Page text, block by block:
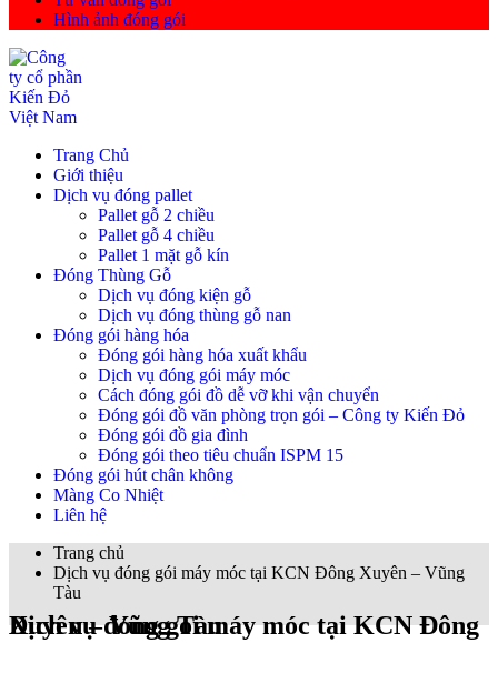
Hình ảnh đóng gói
Trang Chủ
Giới thiệu
Dịch vụ đóng pallet
Pallet gỗ 2 chiều
Pallet gỗ 4 chiều
Pallet 1 mặt gỗ kín
Đóng Thùng Gỗ
Dịch vụ đóng kiện gỗ
Dịch vụ đóng thùng gỗ nan
Đóng gói hàng hóa
Đóng gói hàng hóa xuất khẩu
Dịch vụ đóng gói máy móc
Cách đóng gói đồ dễ vỡ khi vận chuyển
Đóng gói đồ văn phòng trọn gói – Công ty Kiến Đỏ
Đóng gói đồ gia đình
Đóng gói theo tiêu chuẩn ISPM 15
Đóng gói hút chân không
Màng Co Nhiệt
Liên hệ
Trang chủ
Dịch vụ đóng gói máy móc tại KCN Đông Xuyên – Vũng
Tàu
Dịch vụ đóng gói máy móc tại KCN Đông Xuyên – Vũng Tàu